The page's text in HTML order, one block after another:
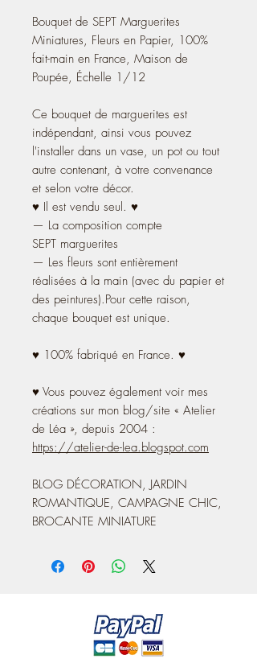
Bouquet de SEPT Marguerites
Miniatures, Fleurs en Papier, 100%
fait-main en France, Maison de
Poupée, Échelle 1/12
Ce bouquet de marguerites est
indépendant, ainsi vous pouvez
l'installer dans un vase, un pot ou tout
autre contenant, à votre convenance
et selon votre décor.
♥ Il est vendu seul. ♥
— La composition compte
SEPT marguerites
— Les fleurs sont entièrement
réalisées à la main (avec du papier et
des peintures).Pour cette raison,
chaque bouquet est unique.
♥ 100% fabriqué en France. ♥
♥ Vous pouvez également voir mes
créations sur mon blog/site « Atelier
de Léa », depuis 2004 :
https://atelier-de-lea.blogspot.com
BLOG DÉCORATION, JARDIN
ROMANTIQUE, CAMPAGNE CHIC,
BROCANTE MINIATURE